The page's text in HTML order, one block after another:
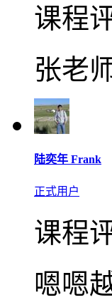
课程
张老
陆奕年 Frank
正式用户
课程
嗯嗯